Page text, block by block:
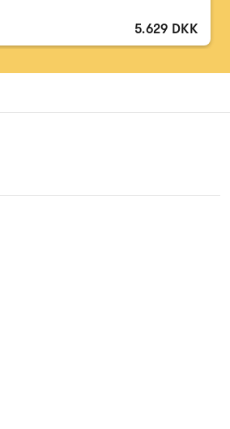
5.629 DKK